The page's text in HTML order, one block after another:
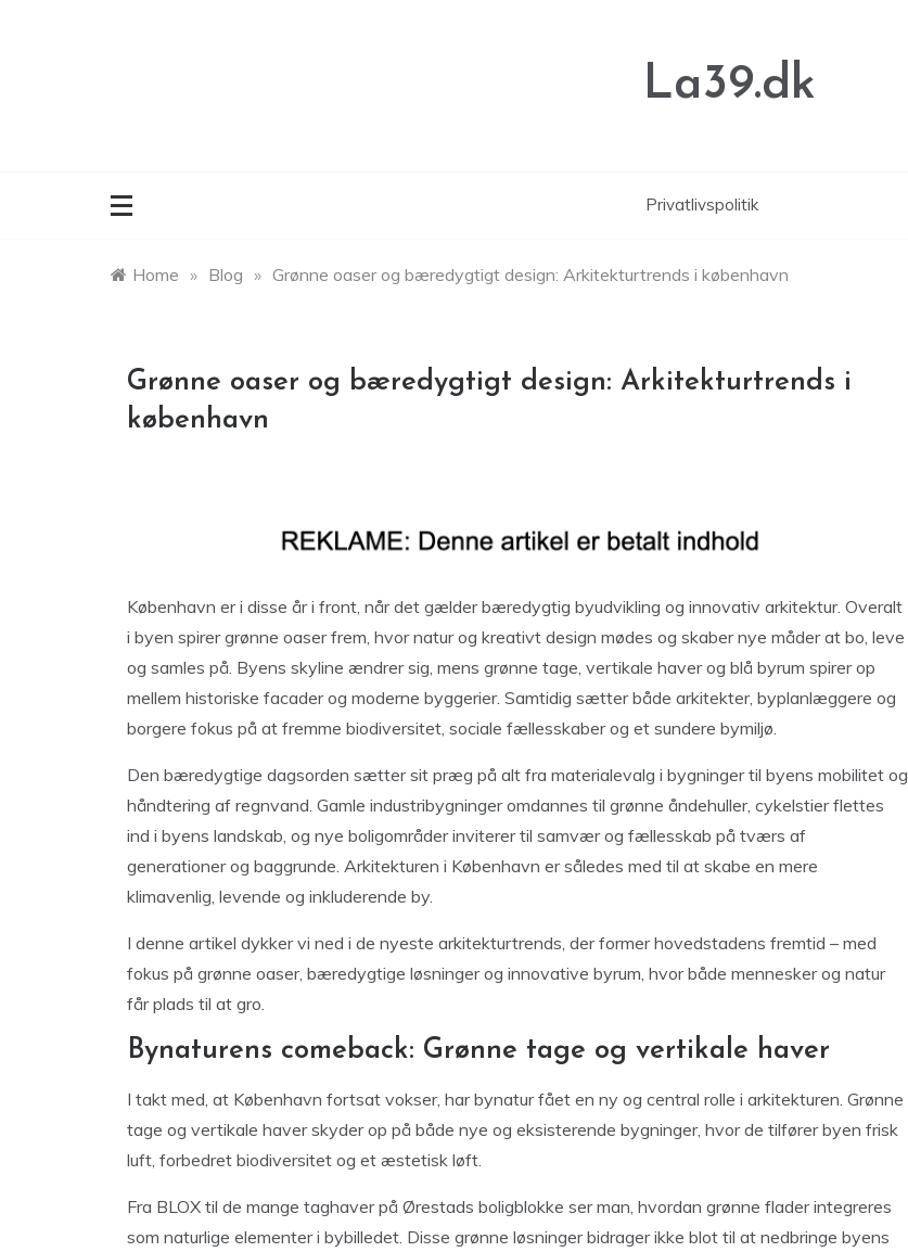
La39.dk
Privatlivspolitik
Home » Blog » Grønne oaser og bæredygtigt design: Arkitekturtrends i københavn
Grønne oaser og bæredygtigt design: Arkitekturtrends i
københavn
København er i disse år i front, når det gælder bæredygtig byudvikling og innovativ arkitektur. Overalt
i byen spirer grønne oaser frem, hvor natur og kreativt design mødes og skaber nye måder at bo, leve
og samles på. Byens skyline ændrer sig, mens grønne tage, vertikale haver og blå byrum spirer op
mellem historiske facader og moderne byggerier. Samtidig sætter både arkitekter, byplanlæggere og
borgere fokus på at fremme biodiversitet, sociale fællesskaber og et sundere bymiljø.
Den bæredygtige dagsorden sætter sit præg på alt fra materialevalg i bygninger til byens mobilitet og
håndtering af regnvand. Gamle industribygninger omdannes til grønne åndehuller, cykelstier flettes
ind i byens landskab, og nye boligområder inviterer til samvær og fællesskab på tværs af
generationer og baggrunde. Arkitekturen i København er således med til at skabe en mere
klimavenlig, levende og inkluderende by.
I denne artikel dykker vi ned i de nyeste arkitekturtrends, der former hovedstadens fremtid – med
fokus på grønne oaser, bæredygtige løsninger og innovative byrum, hvor både mennesker og natur
får plads til at gro.
Bynaturens comeback: Grønne tage og vertikale haver
I takt med, at København fortsat vokser, har bynatur fået en ny og central rolle i arkitekturen. Grønne
tage og vertikale haver skyder op på både nye og eksisterende bygninger, hvor de tilfører byen frisk
luft, forbedret biodiversitet og et æstetisk løft.
Fra BLOX til de mange taghaver på Ørestads boligblokke ser man, hvordan grønne flader integreres
som naturlige elementer i bybilledet. Disse grønne løsninger bidrager ikke blot til at nedbringe byens